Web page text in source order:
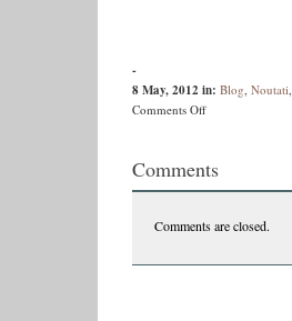
-
8 May, 2012 in: Blog, Noutati,
Comments Offon
Cartea
–
Aprilie
Vasile
Comments
Comments are closed.